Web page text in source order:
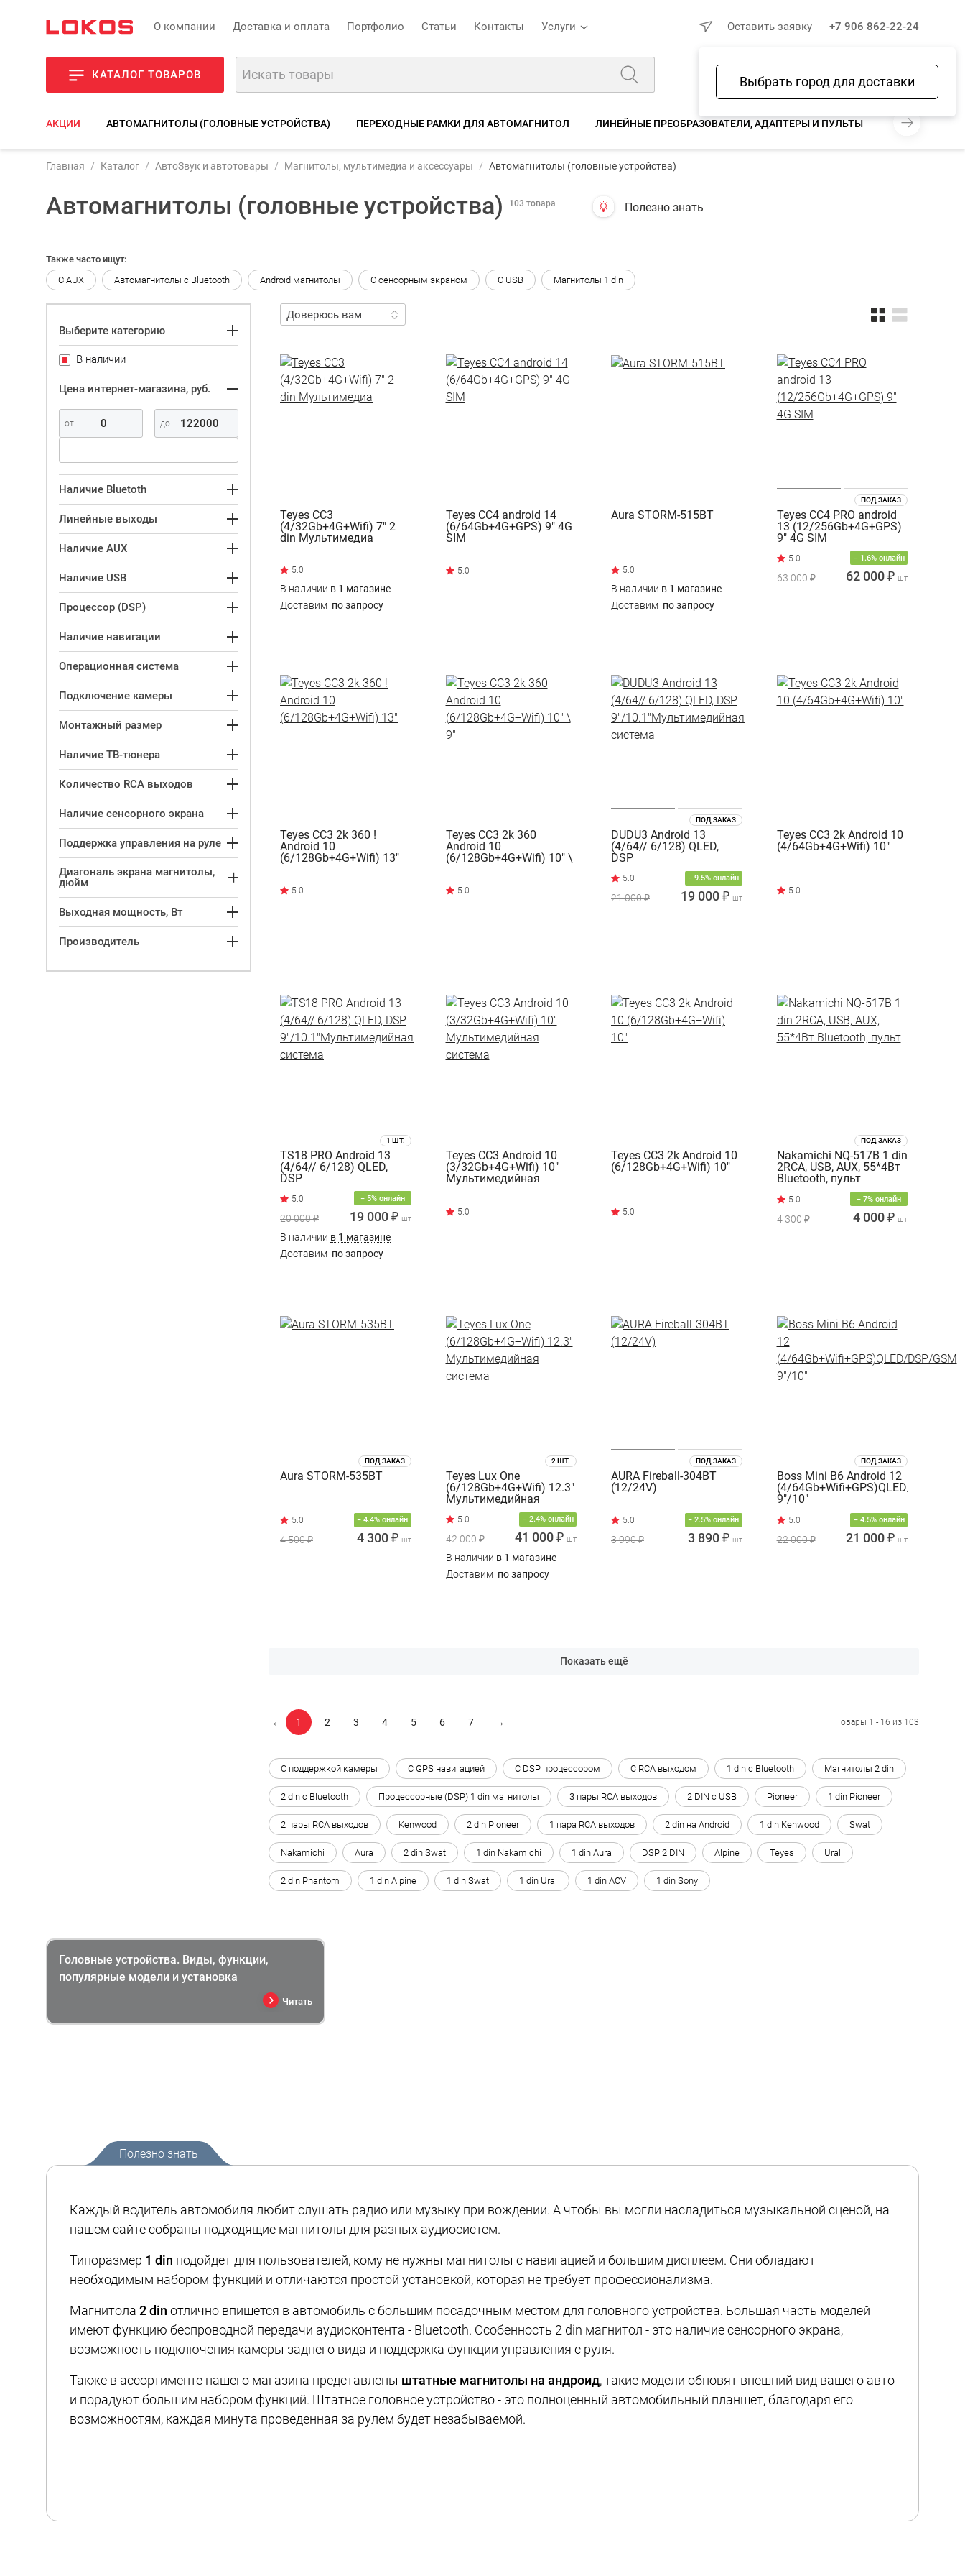
О компании Доставка и оплата Портфолио Статьи Контакты Услуги
Выбрать город для доставки
Оставить заявку +7 906 862-22-24
КАТАЛОГ ТОВАРОВ
Избранное Сравнение Корзина
АКЦИИ АВТОМАГНИТОЛЫ (ГОЛОВНЫЕ УСТРОЙСТВА) ПЕРЕХОДНЫЕ РАМКИ ДЛЯ АВТОМАГНИТОЛ ЛИНЕЙНЫЕ ПРЕОБРАЗОВАТЕЛИ, АДАПТЕРЫ И ПУЛЬТЫ АНТЕННЫ И
Главная Каталог АвтоЗвук и автотовары Магнитолы, мультимедиа и аксессуары Автомагнитолы (головные устройства)
Автомагнитолы (головные устройства) 103 товара Полезно знать
Также часто ищут:
С AUX
Автомагнитолы с Bluetooth Android магнитолы С сенсорным экраном С USB Магнитолы 1 din
Выберите категорию
В наличии
Цена интернет-магазина, руб.
Наличие Bluetoth
Линейные выходы
Наличие AUX
Наличие USB
Процессор (DSP)
Наличие навигации
Операционная система
Подключение камеры
Монтажный размер
Наличие ТВ-тюнера
Количество RCA выходов
Наличие сенсорного экрана
Поддержка управления на руле
Диагональ экрана магнитолы,
дюйм
Выходная мощность, Вт
Производитель
Teyes CC3
(4/32Gb+4G+Wifi) 7" 2
din Мультимедиа
В наличии в 1 магазине
Доставим по запросу
Teyes CC4 android 14
(6/64Gb+4G+GPS) 9" 4G
SIM
Aura STORM-515BT
В наличии в 1 магазине
Доставим по запросу
ПОД ЗАКАЗ
Teyes CC4 PRO android
13 (12/256Gb+4G+GPS)
9" 4G SIM
− 1.6% онлайн
63 000 ₽ 62 000 ₽ шт
Teyes CC3 2k 360 !
Android 10
(6/128Gb+4G+Wifi) 13"
Teyes CC3 2k 360
Android 10
(6/128Gb+4G+Wifi) 10" \
ПОД ЗАКАЗ
DUDU3 Android 13
(4/64// 6/128) QLED,
DSP
9"/10.1"Мультимедийная
система
− 9.5% онлайн
21 000 ₽ 19 000 ₽ шт
Teyes CC3 2k Android 10
(4/64Gb+4G+Wifi) 10"
1 ШТ.
TS18 PRO Android 13
(4/64// 6/128) QLED,
DSP
9"/10.1"Мультимедийная
система
− 5% онлайн
20 000 ₽ 19 000 ₽ шт
В наличии в 1 магазине
Доставим по запросу
Teyes CC3 Android 10
(3/32Gb+4G+Wifi) 10"
Мультимедийная
Teyes CC3 2k Android 10
(6/128Gb+4G+Wifi) 10"
ПОД ЗАКАЗ
Nakamichi NQ-517B 1 din
2RCA, USB, AUX, 55*4Вт
Bluetooth, пульт
− 7% онлайн
4 300 ₽ 4 000 ₽ шт
ПОД ЗАКАЗ
Aura STORM-535BT
− 4.4% онлайн
4 500 ₽ 4 300 ₽ шт
2 ШТ.
Teyes Lux One
(6/128Gb+4G+Wifi) 12.3"
Мультимедийная
− 2.4% онлайн
42 000 ₽ 41 000 ₽ шт
В наличии в 1 магазине
Доставим по запросу
ПОД ЗАКАЗ
AURA Fireball-304BT
(12/24V)
− 2.5% онлайн
3 990 ₽ 3 890 ₽ шт
ПОД ЗАКАЗ
Boss Mini B6 Android 12
(4/64Gb+Wifi+GPS)QLED/DSP/GSM
9"/10"
− 4.5% онлайн
22 000 ₽ 21 000 ₽ шт
Показать ещё
Товары 1 - 16 из 103
← 1 2 3 4 5 6 7 →
С поддержкой камеры С GPS навигацией C DSP процессором С RCA выходом 1 din с Bluetooth Магнитолы 2 din
2 din с Bluetooth Процессорные (DSP) 1 din магнитолы 3 пары RCA выходов 2 DIN с USB Pioneer 1 din Pioneer
2 пары RCA выходов Kenwood 2 din Pioneer 1 пара RCA выходов 2 din на Android 1 din Kenwood Swat
Nakamichi Aura 2 din Swat 1 din Nakamichi 1 din Aura DSP 2 DIN Alpine Teyes Ural
2 din Phantom 1 din Alpine 1 din Swat 1 din Ural 1 din ACV 1 din Sony
Головные устройства. Виды, функции,
популярные модели и установка
Читать
Полезно знать
Каждый водитель автомобиля любит слушать радио или музыку при вождении. А чтобы вы могли насладиться музыкальной сценой, на
нашем сайте собраны подходящие магнитолы для разных аудиосистем.
Типоразмер 1 din подойдет для пользователей, кому не нужны магнитолы с навигацией и большим дисплеем. Они обладают
необходимым набором функций и отличаются простой установкой, которая не требует профессионализма.
Магнитола 2 din отлично впишется в автомобиль с большим посадочным местом для головного устройства. Большая часть моделей
имеют функцию беспроводной передачи аудиоконтента - Bluetooth. Особенность 2 din магнитол - это наличие сенсорного экрана,
возможность подключения камеры заднего вида и поддержка функции управления с руля.
Также в ассортименте нашего магазина представлены штатные магнитолы на андроид, такие модели обновят внешний вид вашего авто
и порадуют большим набором функций. Штатное головное устройство - это полноценный автомобильный планшет, благодаря его
возможностям, каждая минута проведенная за рулем будет незабываемой.